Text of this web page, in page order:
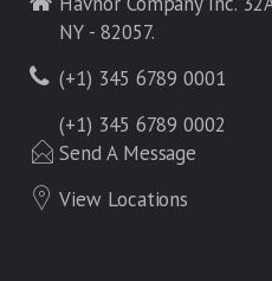
NY - 82057.
(+1) 345 6789 0001
(+1) 345 6789 0002
Send A Message
View Locations